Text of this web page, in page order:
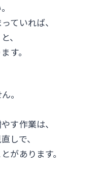
ていれば、
、
す。
。
す作業は、
しで、
があります。